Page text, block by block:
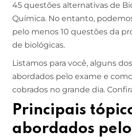
45 questões alternativas de
Química. No entanto,
pelo menos 10 questões da
de biológicas.
Listamos para você, alguns
abordados pelo exame e
cobrados no grande dia.
Principais
abordados